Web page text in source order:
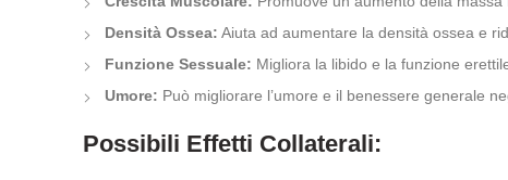
Densità Ossea: Aiuta ad aumentare la densità ossea e
Funzione Sessuale: Migliora la libido e la funzione
Umore: Può migliorare l’umore e il benessere generale
Possibili Effetti Collaterali: